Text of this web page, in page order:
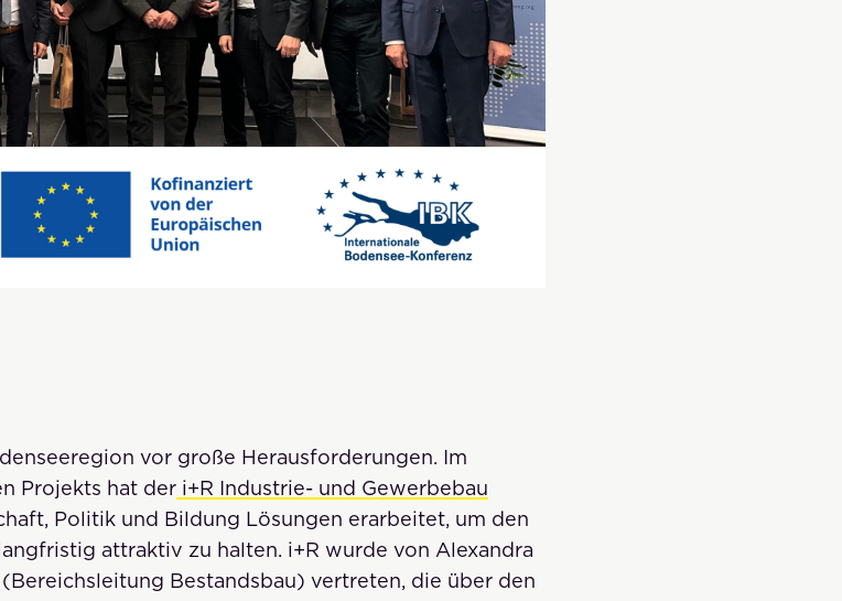
vor große Herausforderungen. Im
Projekts hat deri+R Industrie- und Gewerbebau
Politik und Bildung Lösungen erarbeitet, um den
attraktiv zu halten. i+R wurde von Alexandra
Bestandsbau) vertreten, die über den